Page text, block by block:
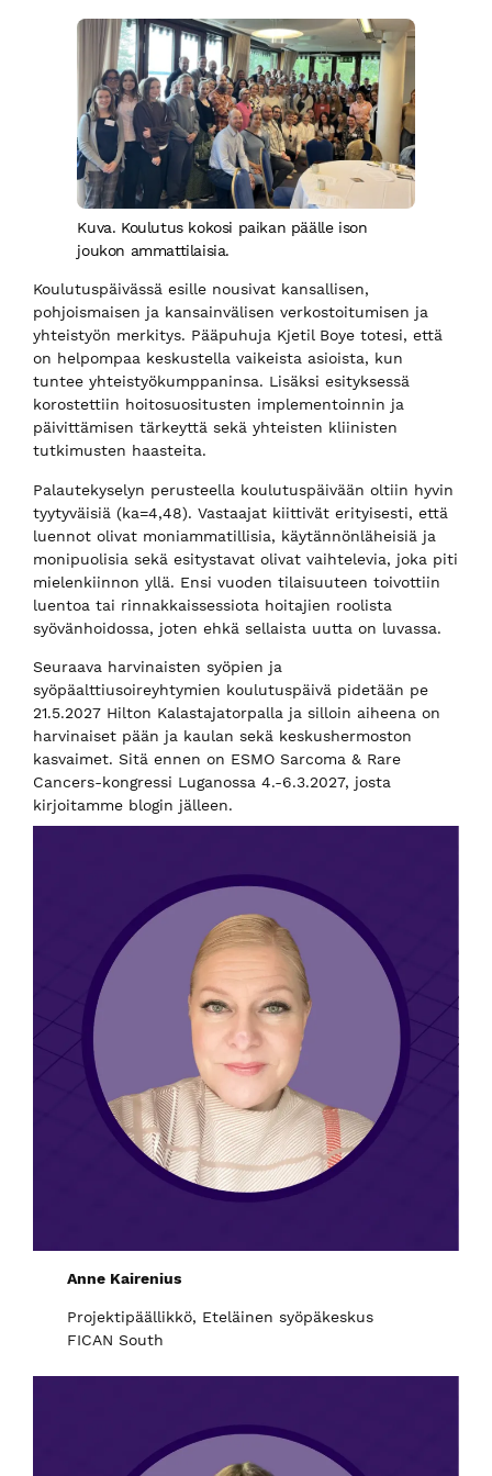
Kuva. Koulutus kokosi paikan päälle ison
joukon ammattilaisia.
Koulutuspäivässä esille nousivat kansallisen,
pohjoismaisen ja kansainvälisen verkostoitumisen ja
yhteistyön merkitys. Pääpuhuja Kjetil Boye totesi, että
on helpompaa keskustella vaikeista asioista, kun
tuntee yhteistyökumppaninsa. Lisäksi esityksessä
korostettiin hoitosuositusten implementoinnin ja
päivittämisen tärkeyttä sekä yhteisten kliinisten
tutkimusten haasteita.
Palautekyselyn perusteella koulutuspäivään oltiin hyvin
tyytyväisiä (ka=4,48). Vastaajat kiittivät erityisesti, että
luennot olivat moniammatillisia, käytännönläheisiä ja
monipuolisia sekä esitystavat olivat vaihtelevia, joka piti
mielenkiinnon yllä. Ensi vuoden tilaisuuteen toivottiin
luentoa tai rinnakkaissessiota hoitajien roolista
syövänhoidossa, joten ehkä sellaista uutta on luvassa.
Seuraava harvinaisten syöpien ja
syöpäalttiusoireyhtymien koulutuspäivä pidetään pe
21.5.2027 Hilton Kalastajatorpalla ja silloin aiheena on
harvinaiset pään ja kaulan sekä keskushermoston
kasvaimet. Sitä ennen on ESMO Sarcoma & Rare
Cancers-kongressi Luganossa 4.-6.3.2027, josta
kirjoitamme blogin jälleen.
Anne Kairenius
Projektipäällikkö, Eteläinen syöpäkeskus
FICAN South